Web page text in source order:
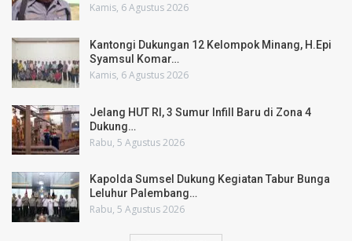
Kamis, 6 Agustus 2026
Kantongi Dukungan 12 Kelompok Minang, H.Epi
Syamsul Komar…
Kamis, 6 Agustus 2026
Jelang HUT RI, 3 Sumur Infill Baru di Zona 4
Dukung…
Rabu, 5 Agustus 2026
Kapolda Sumsel Dukung Kegiatan Tabur Bunga
Leluhur Palembang…
Rabu, 5 Agustus 2026